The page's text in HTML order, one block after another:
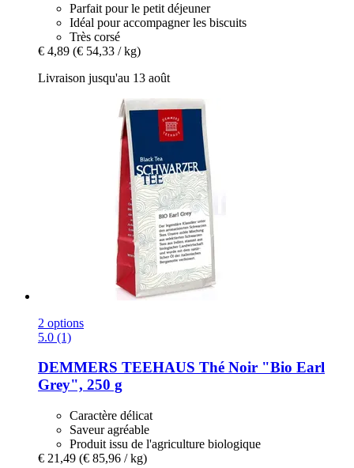
Parfait pour le petit déjeuner
Idéal pour accompagner les biscuits
Très corsé
€ 4,89 (€ 54,33 / kg)
Livraison jusqu'au 13 août
2 options
5.0 (1)
DEMMERS TEEHAUS Thé Noir "Bio Earl
Grey", 250 g
Caractère délicat
Saveur agréable
Produit issu de l'agriculture biologique
€ 21,49 (€ 85,96 / kg)